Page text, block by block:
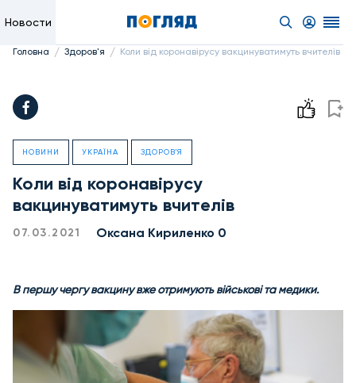
Новости
Головна / Здоров'я / Коли від коронавірусу вакцинуватимуть вчителів
НОВИНИ УКРАЇНА ЗДОРОВ'Я
Коли від коронавірусу
вакцинуватимуть вчителів
07.03.2021 Оксана Кириленко 0
В першу чергу вакцину вже отримують військові та медики.